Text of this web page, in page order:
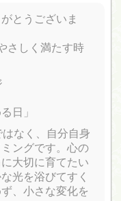
とうございま
さしく満たす時
日」
なく、自分自身
ングです。心の
大切に育てたい
光を浴びてすく
、小さな変化を